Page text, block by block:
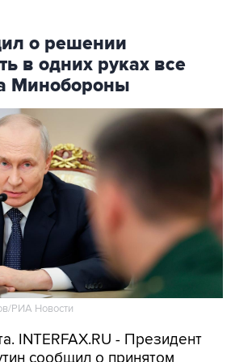
о решении
в одних руках все
Минобороны
РИА Новости
INTERFAX.RU - Президент
в одних руках все